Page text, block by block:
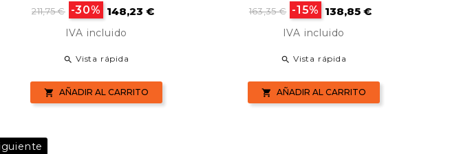
Precio
211,75 € -30% Precio
148,23 €
IVA incluido
 Vista rápida
 AÑADIR AL CARRITO
Precio
163,35 € -15% Precio
138,85 €
IVA incluido
 Vista rápida
 AÑADIR AL CARRITO